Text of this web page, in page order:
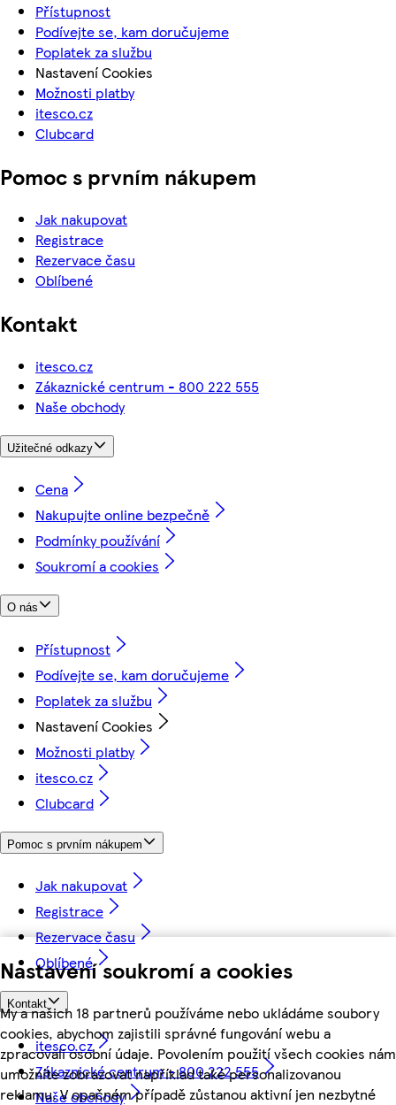
Nastavení soukromí a cookies
My a našich 18 partnerů používáme nebo ukládáme soubory
cookies, abychom zajistili správné fungování webu a
zpracovali osobní údaje. Povolením použití všech cookies nám
umožníte zobrazovat například také personalizovanou
reklamu. V opačném případě zůstanou aktivní jen nezbytné
Přístupnost
Podívejte se, kam doručujeme
Poplatek za službu
Nastavení Cookies
Možnosti platby
itesco.cz
Clubcard
Pomoc s prvním nákupem
Jak nakupovat
Registrace
Rezervace času
Oblíbené
Kontakt
itesco.cz
Zákaznické centrum - 800 222 555
Naše obchody
Užitečné odkazy
Cena
Nakupujte online bezpečně
Podmínky používání
Soukromí a cookies
O nás
Přístupnost
Podívejte se, kam doručujeme
Poplatek za službu
Nastavení Cookies
Možnosti platby
itesco.cz
Clubcard
Pomoc s prvním nákupem
Jak nakupovat
Registrace
Rezervace času
Oblíbené
Kontakt
itesco.cz
Zákaznické centrum - 800 222 555
Naše obchody